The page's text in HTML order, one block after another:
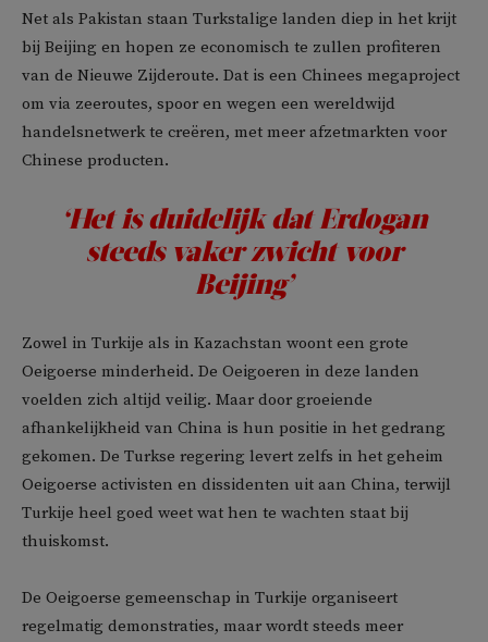
Net als Pakistan staan Turkstalige landen diep in het krijt
bij Beijing en hopen ze economisch te zullen profiteren
van de Nieuwe Zijderoute. Dat is een Chinees megaproject
om via zeeroutes, spoor en wegen een wereldwijd
handelsnetwerk te creëren, met meer afzetmarkten voor
Chinese producten.
‘Het is duidelijk dat Erdogan
steeds vaker zwicht voor
Beijing’
Zowel in Turkije als in Kazachstan woont een grote
Oeigoerse minderheid. De Oeigoeren in deze landen
voelden zich altijd veilig. Maar door groeiende
afhankelijkheid van China is hun positie in het gedrang
gekomen. De Turkse regering levert zelfs in het geheim
Oeigoerse activisten en dissidenten uit aan China, terwijl
Turkije heel goed weet wat hen te wachten staat bij
thuiskomst.
De Oeigoerse gemeenschap in Turkije organiseert
regelmatig demonstraties, maar wordt steeds meer